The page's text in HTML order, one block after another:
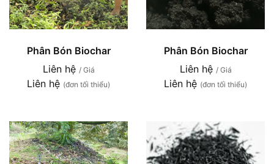
Phân Bón Biochar
Liên hệ / Giá
Liên hệ (đơn tối thiểu)
Phân Bón Biochar
Liên hệ / Giá
Liên hệ (đơn tối thiểu)